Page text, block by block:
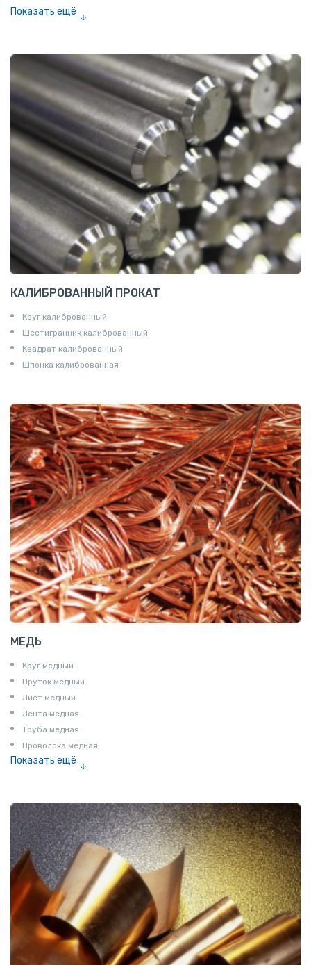
Показать ещё
Соединение «американка»
Штуцеры
Сгоны
Удлинители для труб
Крестовины
Контргайки
КАЛИБРОВАННЫЙ ПРОКАТ
Круг калиброванный
Шестигранник калиброванный
Квадрат калиброванный
Шпонка калиброванная
МЕДЬ
Круг медный
Пруток медный
Лист медный
Лента медная
Труба медная
Проволока медная
Показать ещё